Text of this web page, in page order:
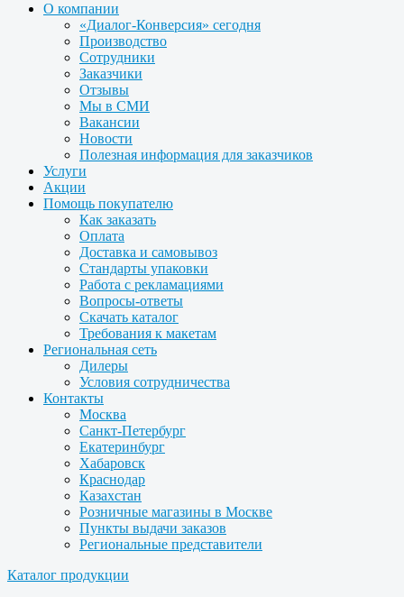
О компании
«Диалог-Конверсия» сегодня
Производство
Сотрудники
Заказчики
Отзывы
Мы в СМИ
Вакансии
Новости
Полезная информация для заказчиков
Услуги
Акции
Помощь покупателю
Как заказать
Оплата
Доставка и самовывоз
Стандарты упаковки
Работа с рекламациями
Вопросы-ответы
Скачать каталог
Требования к макетам
Региональная сеть
Дилеры
Условия сотрудничества
Контакты
Москва
Санкт-Петербург
Екатеринбург
Хабаровск
Краснодар
Казахстан
Розничные магазины в Москве
Пункты выдачи заказов
Региональные представители
Каталог продукции